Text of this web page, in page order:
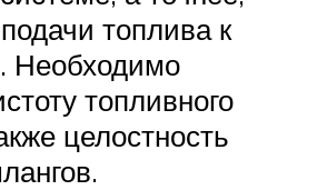
топлива к
Необходимо
топливного
целостность